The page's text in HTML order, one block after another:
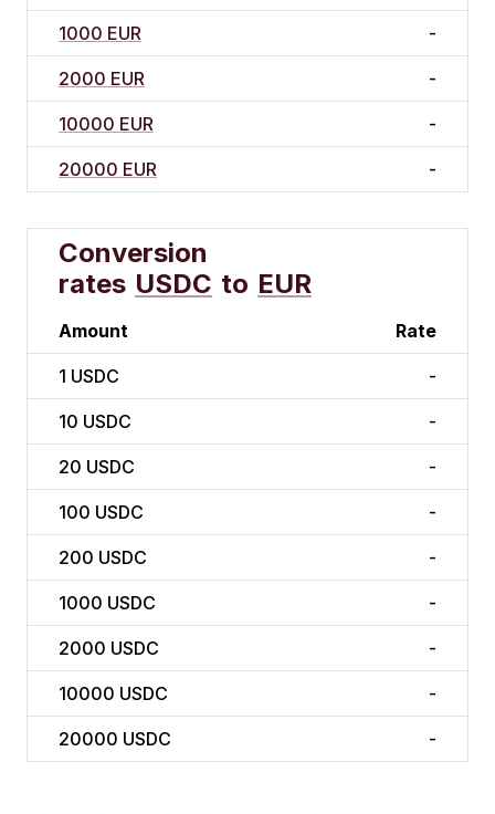
1000 EUR -
2000 EUR -
10000 EUR -
20000 EUR -
Conversion
rates USDC to EUR
Amount Rate
1 USDC -
10 USDC -
20 USDC -
100 USDC -
200 USDC -
1000 USDC -
2000 USDC -
10000 USDC -
20000 USDC -